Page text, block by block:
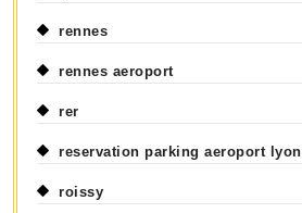
rennes
rennes aeroport
rer
reservation parking aeroport lyon
roissy